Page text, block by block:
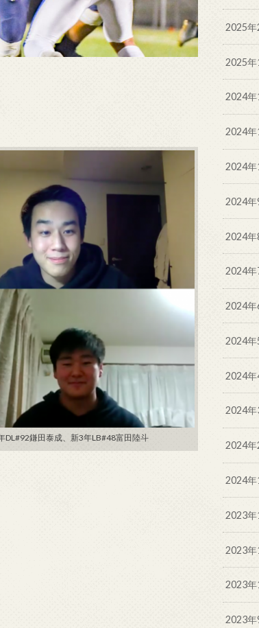
DL#92鎌田泰成、新3年LB#48富田陸斗
2025年
2025年
2024年
2024年
2024年
2024年
2024年
2024年
2024年
2024年
2024年
2024年
2024年
2024年
2023年
2023年
2023年
2023年